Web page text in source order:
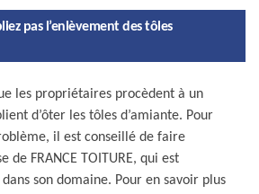
pas l’enlèvement des tôles
les propriétaires procèdent à un
d’ôter les tôles d’amiante. Pour
il est conseillé de faire
de FRANCE TOITURE, qui est
son domaine. Pour en savoir plus